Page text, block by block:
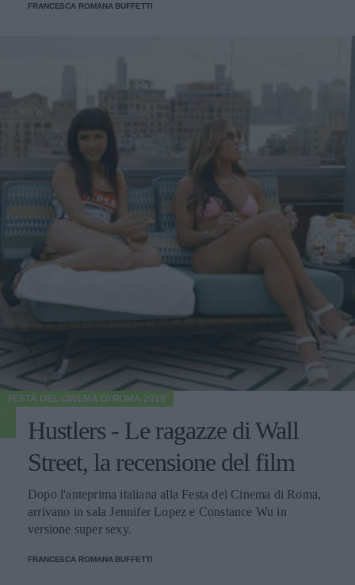
FRANCESCA ROMANA BUFFETTI
FESTA DEL CINEMA DI ROMA 2019
Hustlers - Le ragazze di Wall
Street, la recensione del film
Dopo l'anteprima italiana alla Festa del Cinema di Roma,
arrivano in sala Jennifer Lopez e Constance Wu in
versione super sexy.
FRANCESCA ROMANA BUFFETTI